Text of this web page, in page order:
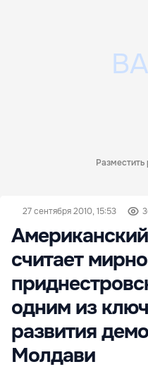
Разместить
27 сентября 2010, 15:53
считает
одним из
развития
Молдави